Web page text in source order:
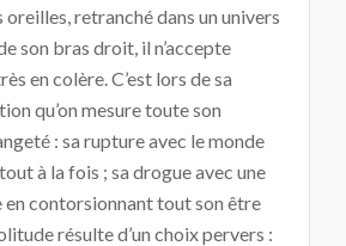
oreilles, retranché dans un univers
son bras droit, il n’accepte
en colère. C’est lors de sa
qu’on mesure toute son
: sa rupture avec le monde
à la fois ; sa drogue avec une
en contorsionnant tout son être
résulte d’un choix pervers :